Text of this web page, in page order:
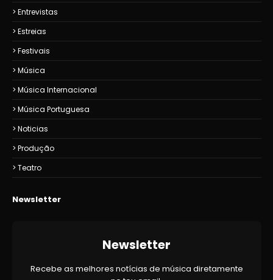
Entrevistas
Estreias
Festivais
Música
Música Internacional
Música Portuguesa
Noticias
Produção
Teatro
Newsletter
Newsletter
Recebe as melhores notícias de música diretamente